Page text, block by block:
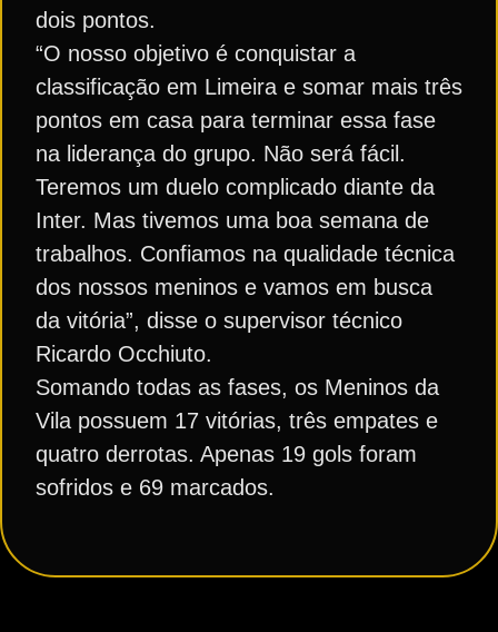
dois pontos.
“O nosso objetivo é conquistar a
classificação em Limeira e somar mais três
pontos em casa para terminar essa fase
na liderança do grupo. Não será fácil.
Teremos um duelo complicado diante da
Inter. Mas tivemos uma boa semana de
trabalhos. Confiamos na qualidade técnica
dos nossos meninos e vamos em busca
da vitória”, disse o supervisor técnico
Ricardo Occhiuto.
Somando todas as fases, os Meninos da
Vila possuem 17 vitórias, três empates e
quatro derrotas. Apenas 19 gols foram
sofridos e 69 marcados.